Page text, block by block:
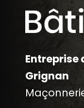
Entreprise
Grignan